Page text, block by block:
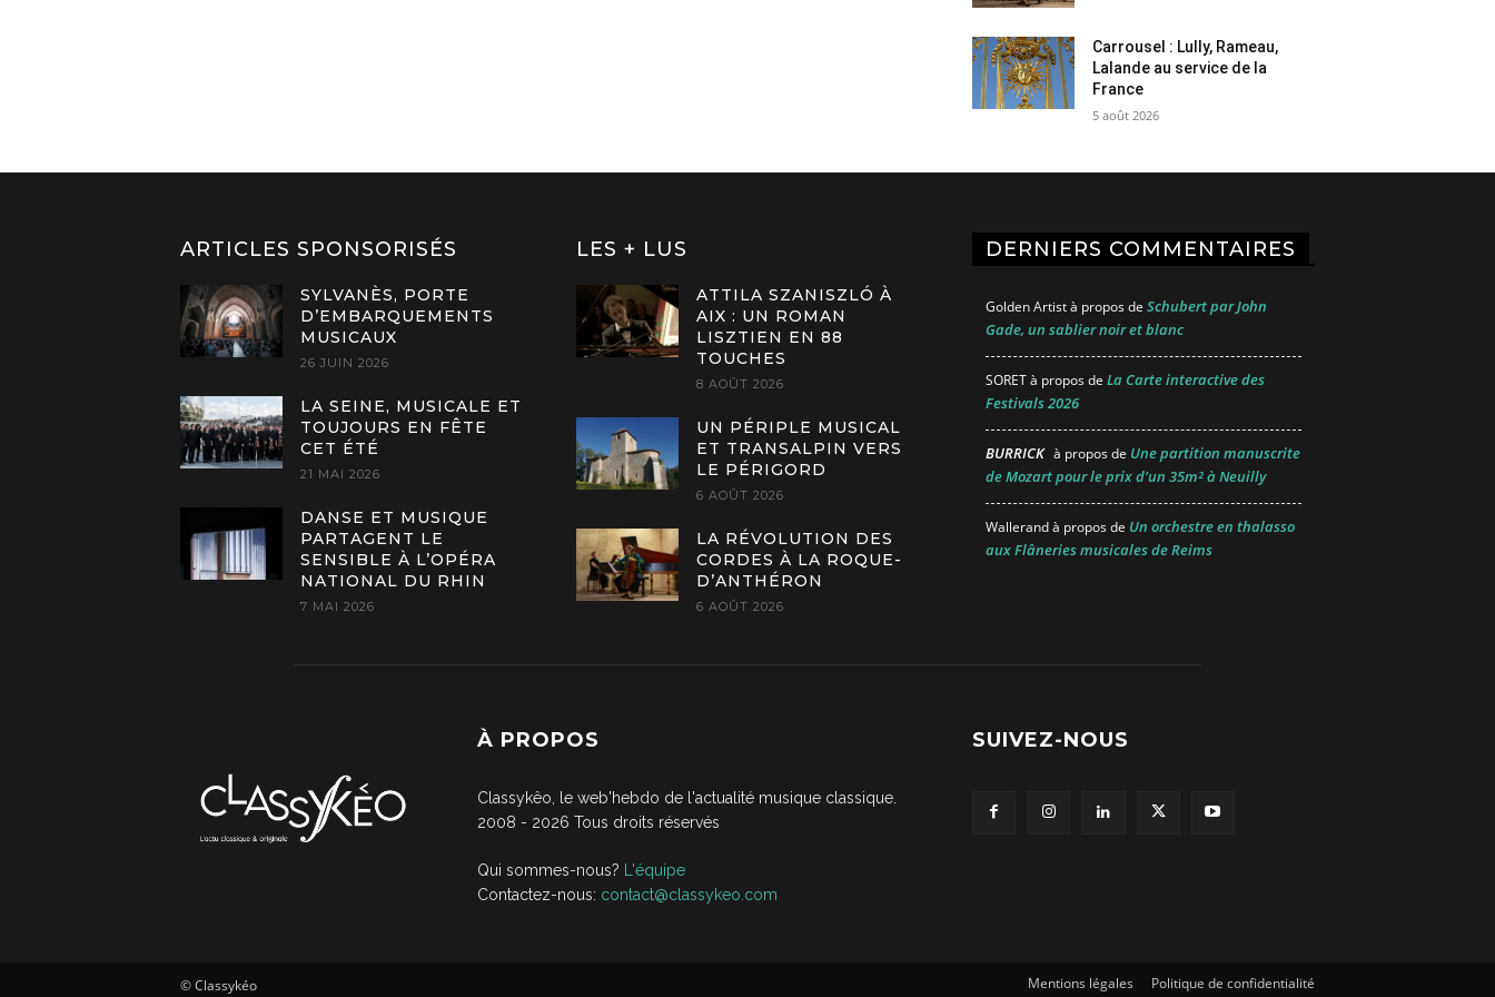
Carrousel : Lully, Rameau,
Lalande au service de la
France
5 août 2026
ARTICLES SPONSORISÉS
SYLVANÈS, PORTE
D’EMBARQUEMENTS
MUSICAUX
26 JUIN 2026
LA SEINE, MUSICALE ET
TOUJOURS EN FÊTE
CET ÉTÉ
21 MAI 2026
DANSE ET MUSIQUE
PARTAGENT LE
SENSIBLE À L’OPÉRA
NATIONAL DU RHIN
7 MAI 2026
LES + LUS
ATTILA SZANISZLÓ À
AIX : UN ROMAN
LISZTIEN EN 88
TOUCHES
8 AOÛT 2026
UN PÉRIPLE MUSICAL
ET TRANSALPIN VERS
LE PÉRIGORD
6 AOÛT 2026
LA RÉVOLUTION DES
CORDES À LA ROQUE-
D’ANTHÉRON
6 AOÛT 2026
DERNIERS COMMENTAIRES
Golden Artistà propos de Schubert par John
Gade, un sablier noir et blanc
SORETà propos de La Carte interactive des
Festivals 2026
BURRICK à propos de Une partition manuscrite
de Mozart pour le prix d’un 35m² à Neuilly
Wallerandà propos de Un orchestre en thalasso
aux Flâneries musicales de Reims
À PROPOS
Classykêo, le web'hebdo de l'actualité musique classique.
2008 - 2026 Tous droits réservés
Qui sommes-nous?
L'équipe
Contactez-nous: contact@classykeo.com
SUIVEZ-NOUS
© Classykéo Mentions légales Politique de confidentialité